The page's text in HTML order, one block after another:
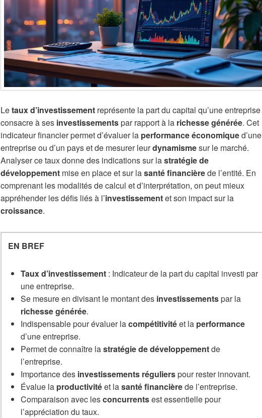
Letaux d’investissement représente la part du capital qu’une entreprise
consacre à ses investissementspar rapport à la richesse générée. Cet
indicateur financier permet d’évaluer la performance économiqued’une
entreprise ou d’un pays et de mesurer leurdynamismesur le marché.
Analyser ce taux donne des indications sur lastratégie de
développement mise en place et sur lasanté financièrede l’entité. En
comprenant les modalités de calcul et d’interprétation, on peut mieux
appréhender les défis liés à l’investissementet son impact sur la
croissance.
EN BREF
Taux d’investissement : Indicateur de la part du capital investi par
une entreprise.
Se mesure en divisant le montant des investissementspar la
richesse générée.
Indispensable pour évaluer lacompétitivitéet la performance
d’une entreprise.
Permet de connaître lastratégie de développementde
l’entreprise.
Importance des investissements régulierspour rester innovant.
Évalue la productivitéet lasanté financièrede l’entreprise.
Comparaison avec lesconcurrentsest essentielle pour
l’appréciation du taux.